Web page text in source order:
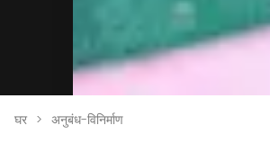
घर > अनुबंध-विनिर्माण